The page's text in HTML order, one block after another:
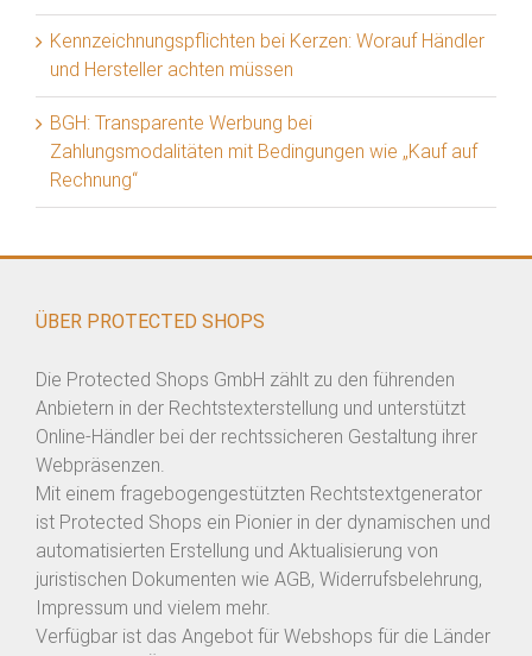
Kennzeichnungspflichten bei Kerzen: Worauf Händler
und Hersteller achten müssen
BGH: Transparente Werbung bei
Zahlungsmodalitäten mit Bedingungen wie „Kauf auf
Rechnung“
ÜBER PROTECTED SHOPS
Die Protected Shops GmbH zählt zu den führenden
Anbietern in der Rechtstexterstellung und unterstützt
Online-Händler bei der rechtssicheren Gestaltung ihrer
Webpräsenzen.
Mit einem fragebogengestützten Rechtstextgenerator
ist Protected Shops ein Pionier in der dynamischen und
automatisierten Erstellung und Aktualisierung von
juristischen Dokumenten wie AGB, Widerrufsbelehrung,
Impressum und vielem mehr.
Verfügbar ist das Angebot für Webshops für die Länder